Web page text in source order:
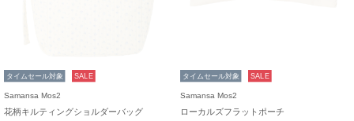
タイムセール対象 SALE
Samansa Mos2
花柄キルティングショルダーバッグ
タイムセール対象 SALE
Samansa Mos2
ローカルズフラットポーチ